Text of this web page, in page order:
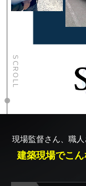
SCROLL
現場監督さん、職人
建築現場でこ